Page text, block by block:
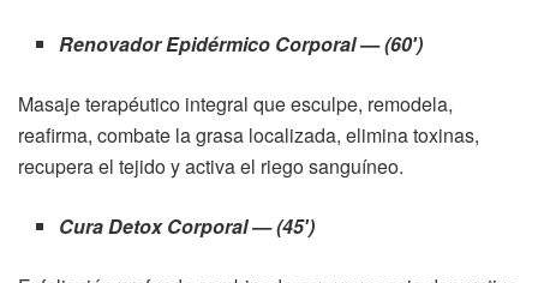
Renovador Epidérmico Corporal — (60′)
Masaje terapéutico integral que esculpe, remodela,
reafirma, combate la grasa localizada, elimina toxinas,
recupera el tejido y activa el riego sanguíneo.
Cura Detox Corporal — (45′)